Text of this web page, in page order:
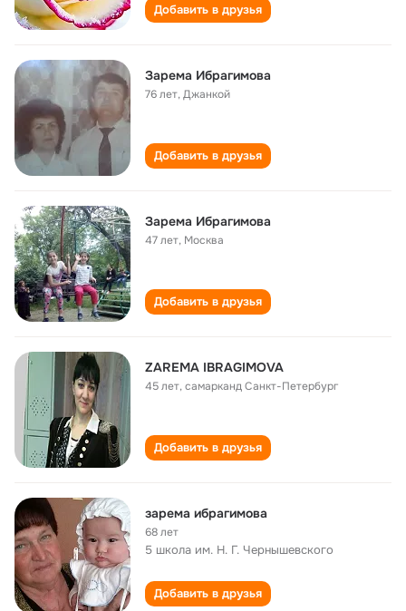
Добавить в друзья
Зарема Ибрагимова
76 лет,Джанкой
Добавить в друзья
Зарема Ибрагимова
47 лет, Москва
Добавить в друзья
ZAREMA IBRAGIMOVA
45 лет,самарканд Санкт-Петербург
Добавить в друзья
зарема ибрагимова
68 лет
5 школа им. Н. Г. Чернышевского
Добавить в друзья